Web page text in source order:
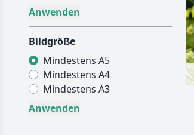
Bildgröße
Mindestens A5
Mindestens A4
Mindestens A3